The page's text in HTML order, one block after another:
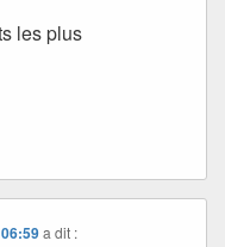
les plus
a dit :